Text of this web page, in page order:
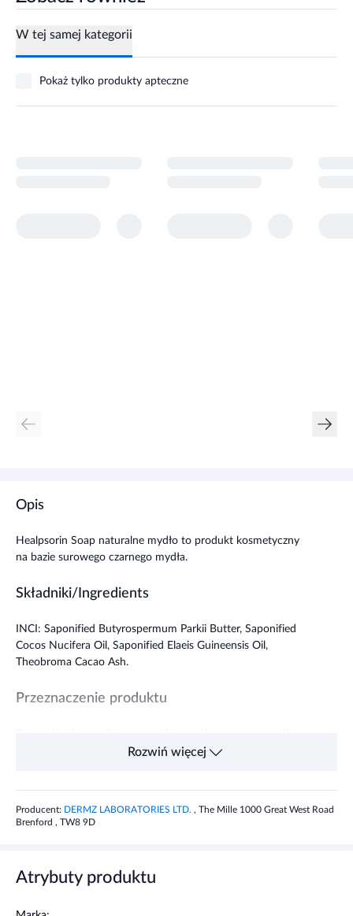
W tej samej kategorii
Pokaż tylko produkty apteczne
Opis
Healpsorin Soap naturalne mydło to produkt kosmetyczny
na bazie surowego czarnego mydła.
Składniki/Ingredients
INCI: Saponified Butyrospermum Parkii Butter, Saponified
Cocos Nucifera Oil, Saponified Elaeis Guineensis Oil,
Theobroma Cacao Ash.
Przeznaczenie produktu
afrykańskie do mycia i pielęgnacji skóry dotkniętej
Właściwości produktu
oczyszczają.
Stosowanie produktu
Rozwiń więcej
Producent: DERMZ LABORATORIES LTD. , The Mille 1000 Great West Road
Brenford , TW8 9D
Atrybuty produktu